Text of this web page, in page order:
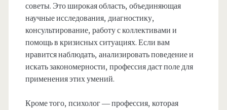
советы. Это широкая область, объединяющая
научные исследования, диагностику,
консультирование, работу с коллективами и
помощь в кризисных ситуациях. Если вам
нравится наблюдать, анализировать поведение и
искать закономерности, профессия даст поле для
применения этих умений.
Кроме того, психолог — профессия, которая